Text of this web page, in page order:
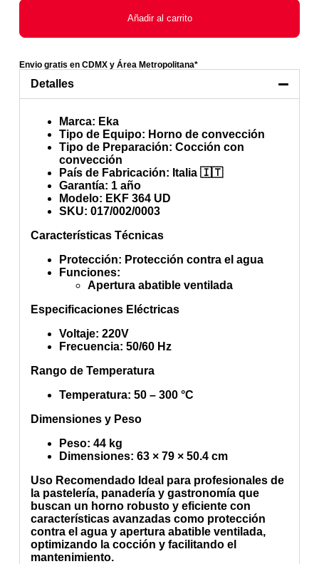
Añadir al carrito
Envio gratis en CDMX y Área Metropolitana*
Detalles
Marca: Eka
Tipo de Equipo: Horno de convección
Tipo de Preparación: Cocción con
convección
País de Fabricación: Italia 🇮🇹
Garantía: 1 año
Modelo: EKF 364 UD
SKU: 017/002/0003
Características Técnicas
Protección: Protección contra el agua
Funciones:
Apertura abatible ventilada
Especificaciones Eléctricas
Voltaje: 220V
Frecuencia: 50/60 Hz
Rango de Temperatura
Temperatura: 50 – 300 °C
Dimensiones y Peso
Peso: 44 kg
Dimensiones: 63 × 79 × 50.4 cm
Uso RecomendadoIdeal para profesionales de
la pastelería, panadería y gastronomía que
buscan un horno robusto y eficiente con
características avanzadas como protección
contra el agua y apertura abatible ventilada,
optimizando la cocción y facilitando el
mantenimiento.